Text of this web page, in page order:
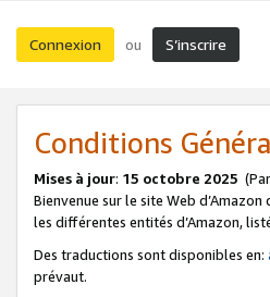
Connexion ou S’inscrire
Conditions
Mises à jour: 15 octobre 2025
Bienvenue sur le site Web
les différentes entités d’Amazon,
Des traductions sont disponibles en:
prévaut.